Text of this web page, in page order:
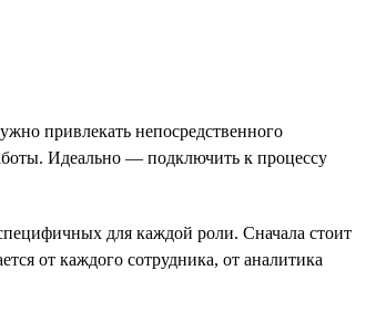
привлекать непосредственного
Идеально — подключить к процессу
для каждой роли. Сначала стоит
от каждого сотрудника, от аналитика